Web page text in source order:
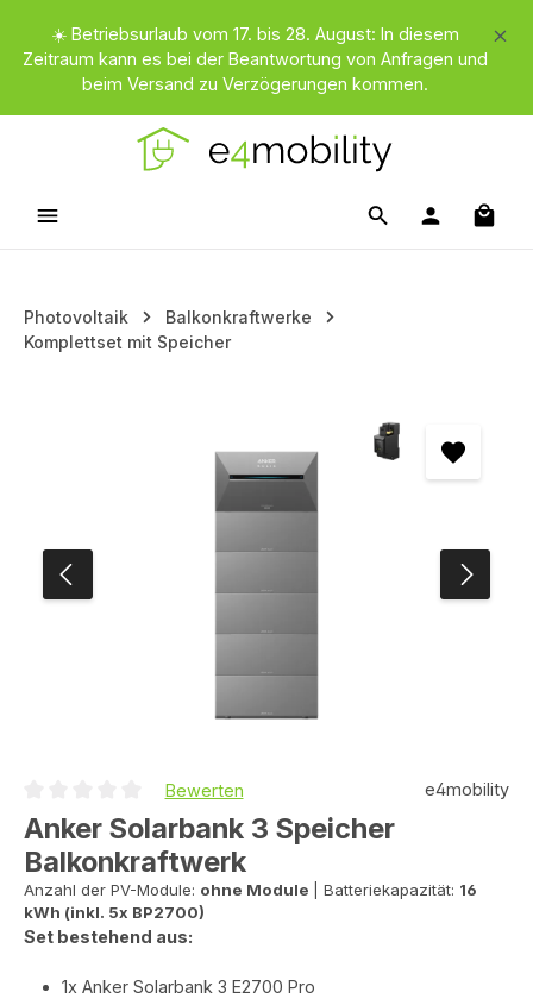
Zum Hauptinhalt springen
☀️ Betriebsurlaub vom 17. bis 28. August: In diesem
Zeitraum kann es bei der Beantwortung von Anfragen und
beim Versand zu Verzögerungen kommen.
Photovoltaik
Balkonkraftwerke
Komplettset mit Speicher
Durchschnittliche Bewertung von 0 von 5 Sternen
Bewerten e4mobility
Anker Solarbank 3 Speicher
Balkonkraftwerk
Anzahl der PV-Module: ohne Module Batteriekapazität: 16
kWh (inkl. 5x BP2700)
Set bestehend aus:
1x Anker Solarbank 3 E2700 Pro